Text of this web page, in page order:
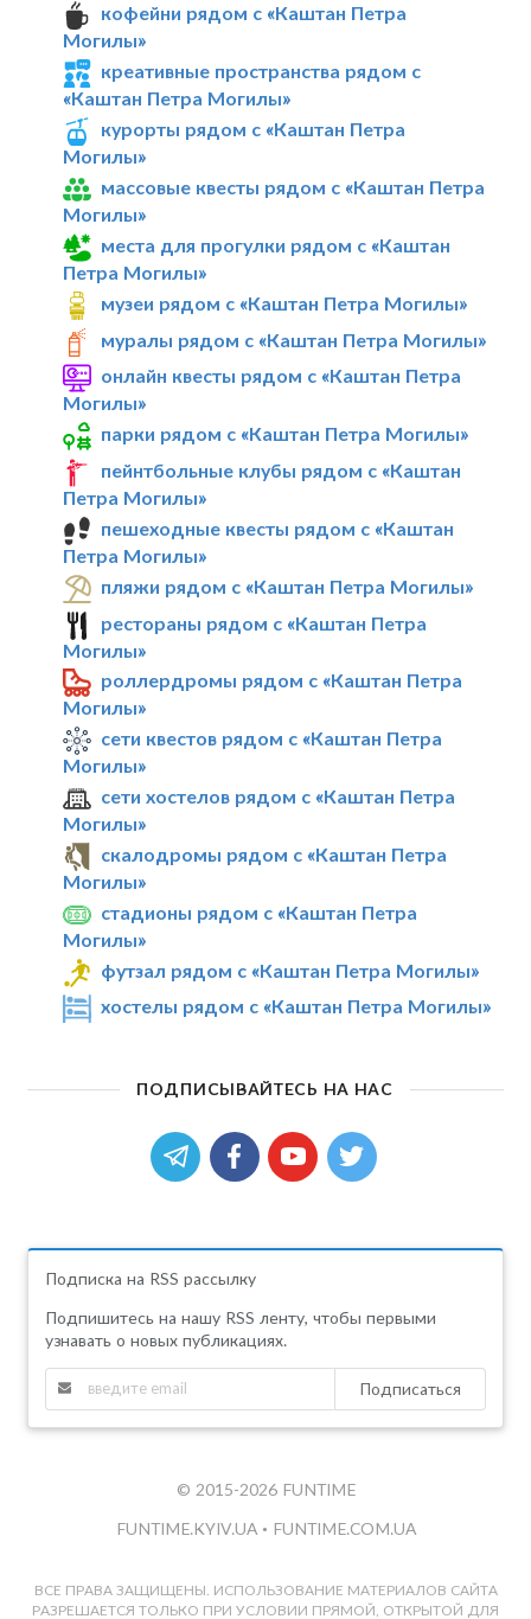
кофейни рядом с «Каштан Петра
Могилы»
креативные пространства рядом с
«Каштан Петра Могилы»
курорты рядом с «Каштан Петра
Могилы»
массовые квесты рядом с «Каштан Петра
Могилы»
места для прогулки рядом с «Каштан
Петра Могилы»
музеи рядом с «Каштан Петра Могилы»
муралы рядом с «Каштан Петра Могилы»
онлайн квесты рядом с «Каштан Петра
Могилы»
парки рядом с «Каштан Петра Могилы»
пейнтбольные клубы рядом с «Каштан
Петра Могилы»
пешеходные квесты рядом с «Каштан
Петра Могилы»
пляжи рядом с «Каштан Петра Могилы»
рестораны рядом с «Каштан Петра
Могилы»
роллердромы рядом с «Каштан Петра
Могилы»
сети квестов рядом с «Каштан Петра
Могилы»
сети хостелов рядом с «Каштан Петра
Могилы»
скалодромы рядом с «Каштан Петра
Могилы»
стадионы рядом с «Каштан Петра
Могилы»
футзал рядом с «Каштан Петра Могилы»
хостелы рядом с «Каштан Петра Могилы»
ПОДПИСЫВАЙТЕСЬ НА НАС
Подписка на RSS рассылку
Подпишитесь на нашу RSS ленту, чтобы первыми
узнавать о новых публикациях.
Подписаться
© 2015-2026 FUNTIME
FUNTIME.KYIV.UA • FUNTIME.COM.UA
ВСЕ ПРАВА ЗАЩИЩЕНЫ. ИСПОЛЬЗОВАНИЕ МАТЕРИАЛОВ САЙТА
РАЗРЕШАЕТСЯ ТОЛЬКО ПРИ УСЛОВИИ ПРЯМОЙ, ОТКРЫТОЙ ДЛЯ